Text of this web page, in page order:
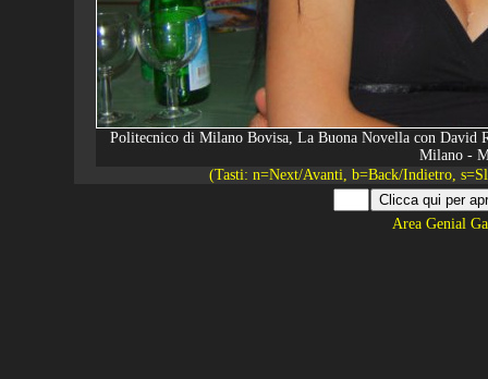
Politecnico di Milano Bovisa, La Buona Novella con David
Milano -
(Tasti: n=Next/Avanti, b=Back/Indietro,
Area Genial